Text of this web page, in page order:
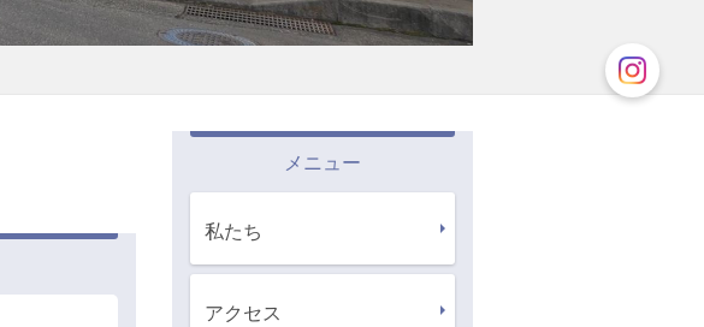
メニュー
私たち
アクセス